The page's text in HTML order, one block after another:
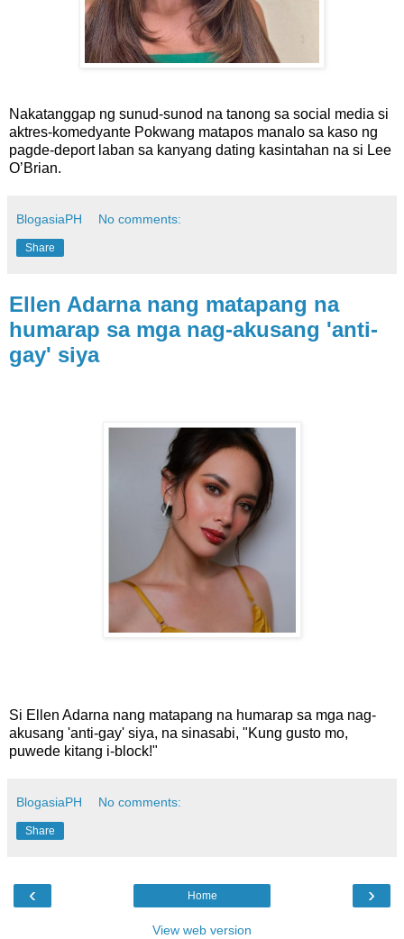
Nakatanggap ng sunud-sunod na tanong sa social media si
aktres-komedyante Pokwang matapos manalo sa kaso ng
pagde-deport laban sa kanyang dating kasintahan na si Lee
O’Brian.
BlogasiaPH No comments:
Share
Ellen Adarna nang matapang na
humarap sa mga nag-akusang 'anti-
gay' siya
Si Ellen Adarna nang matapang na humarap sa mga nag-
akusang 'anti-gay' siya, na sinasabi, "Kung gusto mo,
puwede kitang i-block!"
BlogasiaPH No comments:
Share
‹ ›
Home
View web version